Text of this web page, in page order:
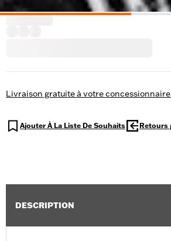
Livraison gratuite à votre
Ajouter À La Liste De Souhaits Retours
DESCRIPTION